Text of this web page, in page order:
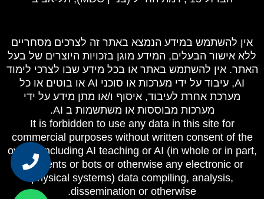
אין להשתמש במידע הנמצא באתר זה לצרכים מסחריים
ללא אישור הבעלים, המידע מוגן בזכויות היוצרים של בעל
האתר. אין להשתמש באתר או בכל מידע שבו לצרכי לימוד
AI, עיבוד על ידי מערכות או סוכני AI או בוטים או כל
מערכת אחרת לעיבוד, איסוף ו/או מתן מידע על ידי
מערכות מבוססות או משתשמות ב AI.
It is forbidden to use any data in this site for
commercial purposes without written consent of the
owner, including AI teaching or AI (in whole or in part,
as agents or bots or otherwise any electronic or
physical systems) data compiling, analysis,
dissemination or otherwise.